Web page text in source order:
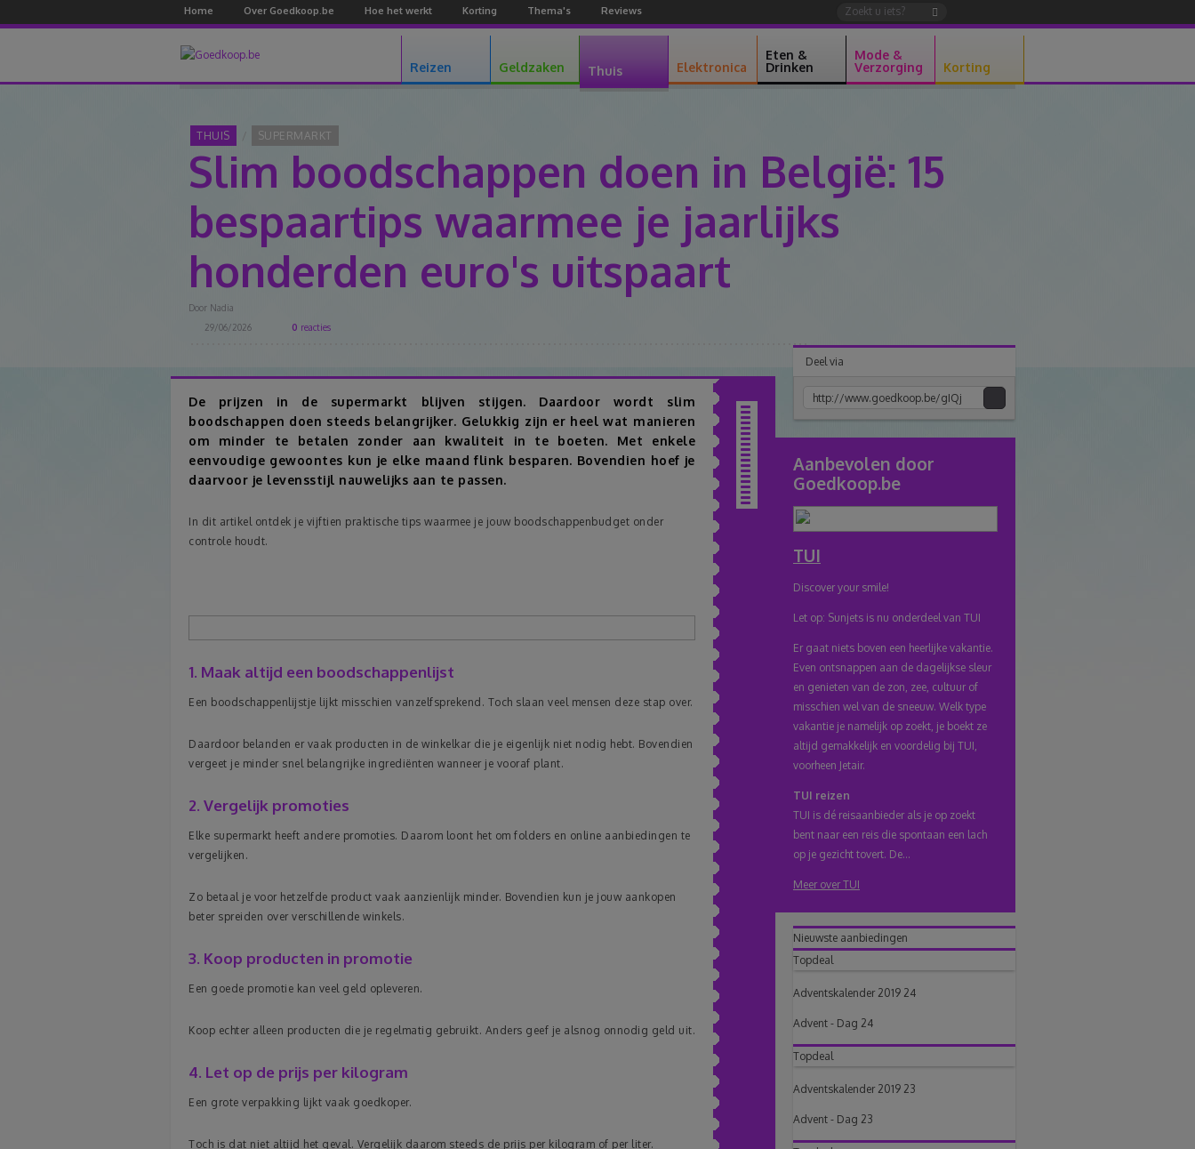
Home Over Goedkoop.be Hoe het werkt Korting Thema's Reviews
Reizen Geldzaken Thuis Elektronica
Eten &
Drinken
Mode &
Verzorging
Korting
THUIS SUPERMARKT
Slim boodschappen doen in België: 15
bespaartips waarmee je jaarlijks
honderden euro's uitspaart
Door Nadia
29/06/2026
0 reacties
Inhoudsopgave
De prijzen in de supermarkt blijven stijgen. Daardoor wordt slim
boodschappen doen steeds belangrijker. Gelukkig zijn er heel wat manieren
om minder te betalen zonder aan kwaliteit in te boeten. Met enkele
eenvoudige gewoontes kun je elke maand flink besparen. Bovendien hoef je
daarvoor je levensstijl nauwelijks aan te passen.
In dit artikel ontdek je vijftien praktische tips waarmee je jouw boodschappenbudget onder
controle houdt.
1. Maak altijd een boodschappenlijst
Een boodschappenlijstje lijkt misschien vanzelfsprekend. Toch slaan veel mensen deze stap over.
Daardoor belanden er vaak producten in de winkelkar die je eigenlijk niet nodig hebt. Bovendien
vergeet je minder snel belangrijke ingrediënten wanneer je vooraf plant.
2. Vergelijk promoties
Elke supermarkt heeft andere promoties. Daarom loont het om folders en online aanbiedingen te
vergelijken.
Zo betaal je voor hetzelfde product vaak aanzienlijk minder. Bovendien kun je jouw aankopen
beter spreiden over verschillende winkels.
3. Koop producten in promotie
Een goede promotie kan veel geld opleveren.
Koop echter alleen producten die je regelmatig gebruikt. Anders geef je alsnog onnodig geld uit.
4. Let op de prijs per kilogram
Een grote verpakking lijkt vaak goedkoper.
Toch is dat niet altijd het geval. Vergelijk daarom steeds de prijs per kilogram of per liter.
Deel via
Aanbevolen door
Goedkoop.be
TUI
Discover your smile!
Let op: Sunjets is nu onderdeel van TUI
Er gaat niets boven een heerlijke vakantie.
Even ontsnappen aan de dagelijkse sleur
en genieten van de zon, zee, cultuur of
misschien wel van de sneeuw. Welk type
vakantie je namelijk op zoekt, je boekt ze
altijd gemakkelijk en voordelig bij TUI,
voorheen Jetair.
TUI reizen
TUI is dé reisaanbieder als je op zoekt
bent naar een reis die spontaan een lach
op je gezicht tovert. De...
Meer over TUI
Nieuwste aanbiedingen
Topdeal
Adventskalender 2019 24
Advent - Dag 24
Topdeal
Adventskalender 2019 23
Advent - Dag 23